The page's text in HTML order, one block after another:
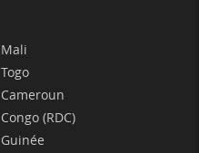
Mali
Togo
Cameroun
Congo (RDC)
Guinée